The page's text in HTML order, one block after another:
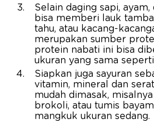
Selain daging sapi, ayam,
bisa memberi lauk
tahu, atau kacang-
merupakan sumber
protein nabati ini bisa
ukuran yang sama
Siapkan juga sayuran
vitamin, mineral dan
mudah dimasak,
brokoli, atau tumis
mangkuk ukuran sedang.